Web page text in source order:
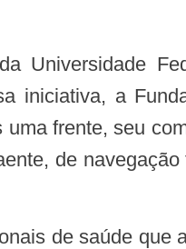
iniciativa, a
frente, seu
de